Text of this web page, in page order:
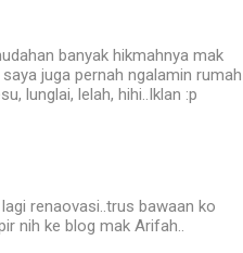
banyak hikmahnya mak
juga pernah ngalamin rumah
lunglai, lelah, hihi..Iklan :p
renaovasi..trus bawaan ko
nih ke blog mak Arifah..